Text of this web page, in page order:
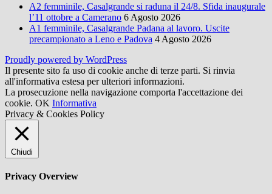
A2 femminile, Casalgrande si raduna il 24/8. Sfida inaugurale
l’11 ottobre a Camerano 6 Agosto 2026
A1 femminile, Casalgrande Padana al lavoro. Uscite
precampionato a Leno e Padova 4 Agosto 2026
Proudly powered by WordPress
Il presente sito fa uso di cookie anche di terze parti. Si rinvia
all'informativa estesa per ulteriori informazioni.
La prosecuzione nella navigazione comporta l'accettazione dei
cookie. OK Informativa
Privacy & Cookies Policy
Chiudi
Privacy Overview